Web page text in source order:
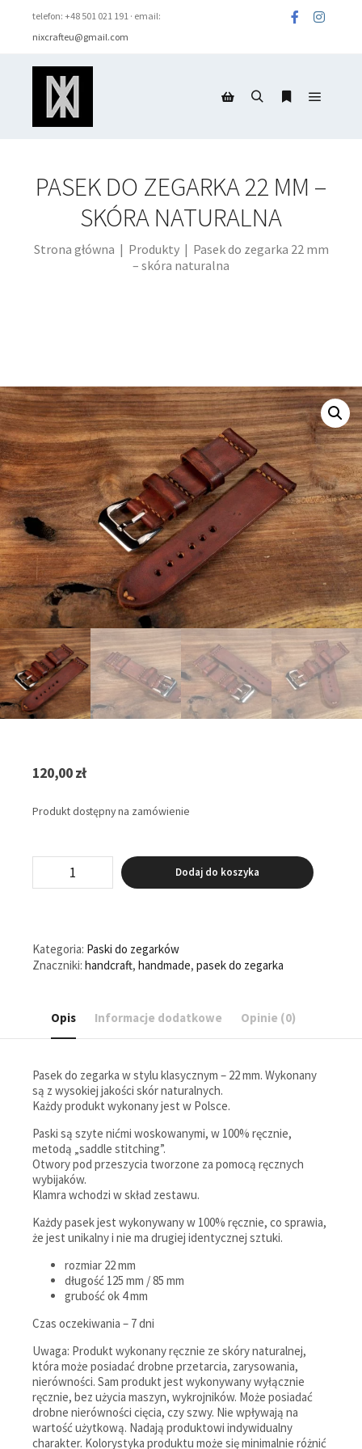
telefon: +48 501 021 191 · email:
nixcrafteu@gmail.com
PASEK DO ZEGARKA 22 MM –
SKÓRA NATURALNA
Strona główna | Produkty| Pasek do zegarka 22 mm
– skóra naturalna
120,00zł
Produkt dostępny na zamówienie
do
-
skóra
Dodaj do koszyka
Kategoria: Paski do zegarków
Znaczniki: handcraft, handmade, pasek do zegarka
Opis Informacje dodatkowe Opinie (0)
Pasek do zegarka w stylu klasycznym – 22 mm. Wykonany
są z wysokiej jakości skór naturalnych.
Każdy produkt wykonany jest w Polsce.
Paski są szyte nićmi woskowanymi, w 100% ręcznie,
metodą „saddle stitching”.
Otwory pod przeszycia tworzone za pomocą ręcznych
wybijaków.
Klamra wchodzi w skład zestawu.
Każdy pasek jest wykonywany w 100% ręcznie, co sprawia,
że jest unikalny i nie ma drugiej identycznej sztuki.
rozmiar 22 mm
długość 125 mm / 85 mm
grubość ok 4 mm
Czas oczekiwania – 7 dni
Uwaga: Produkt wykonany ręcznie ze skóry naturalnej,
która może posiadać drobne przetarcia, zarysowania,
nierówności. Sam produkt jest wykonywany wyłącznie
ręcznie, bez użycia maszyn, wykrojników. Może posiadać
drobne nierówności cięcia, czy szwy. Nie wpływają na
wartość użytkową. Nadają produktowi indywidualny
charakter. Kolorystyka produktu może się minimalnie różnić